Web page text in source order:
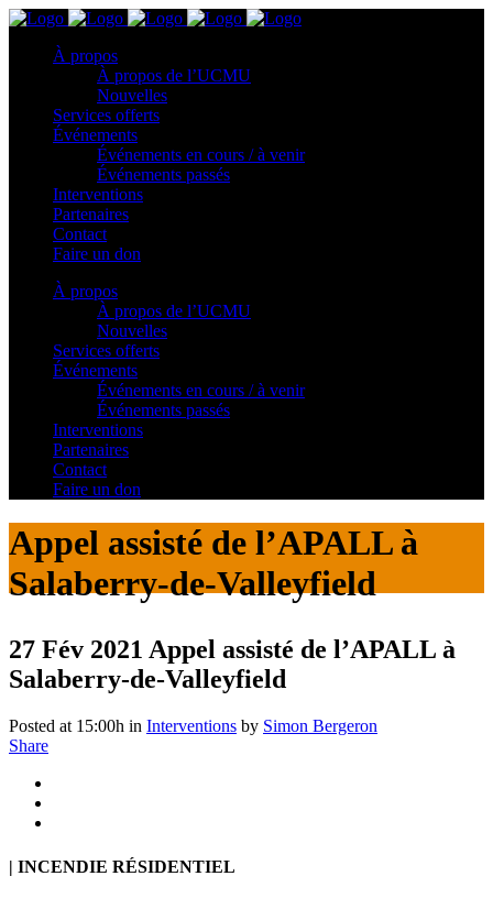
À propos
À propos de l’UCMU
Nouvelles
Services offerts
Événements
Événements en cours / à venir
Événements passés
Interventions
Partenaires
Contact
Faire un don
À propos
À propos de l’UCMU
Nouvelles
Services offerts
Événements
Événements en cours / à venir
Événements passés
Interventions
Partenaires
Contact
Faire un don
Appel assisté de l’APALL à
Salaberry-de-Valleyfield
27 Fév 2021 Appel assisté de l’APALL à
Salaberry-de-Valleyfield
Posted at 15:00h in Interventions by Simon Bergeron
Share
| INCENDIE RÉSIDENTIEL